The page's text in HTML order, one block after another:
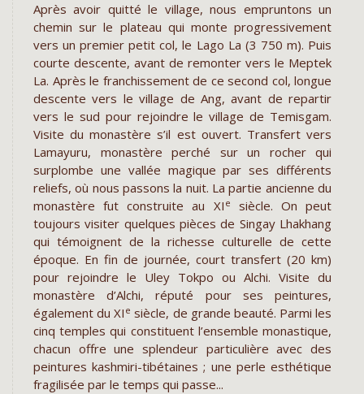
Après avoir quitté le village, nous empruntons un
chemin sur le plateau qui monte progressivement
vers un premier petit col, le Lago La (3 750 m). Puis
courte descente, avant de remonter vers le Meptek
La. Après le franchissement de ce second col, longue
descente vers le village de Ang, avant de repartir
vers le sud pour rejoindre le village de Temisgam.
Visite du monastère s’il est ouvert. Transfert vers
Lamayuru, monastère perché sur un rocher qui
surplombe une vallée magique par ses différents
reliefs, où nous passons la nuit. La partie ancienne du
monastère fut construite au XI e
siècle. On peut
toujours visiter quelques pièces de Singay Lhakhang
qui témoignent de la richesse culturelle de cette
époque. En fin de journée, court transfert (20 km)
pour rejoindre le Uley Tokpo ou Alchi. Visite du
monastère d’Alchi, réputé pour ses peintures,
également du XI e siècle, de grande beauté. Parmi les
cinq temples qui constituent l’ensemble monastique,
chacun offre une splendeur particulière avec des
peintures kashmiri-tibétaines ; une perle esthétique
fragilisée par le temps qui passe...